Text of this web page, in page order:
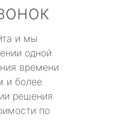
и мы
одной
времени
и более
решения
по